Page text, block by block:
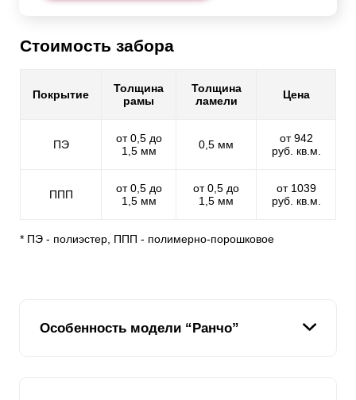
Стоимость забора
Покрытие
Толщина
рамы
Толщина
ламели
Цена
ПЭ
от 0,5 до
1,5 мм
0,5 мм
от 942
руб. кв.м.
ППП
от 0,5 до
1,5 мм
от 0,5 до
1,5 мм
от 1039
руб. кв.м.
* ПЭ - полиэстер, ППП - полимерно-порошковое
Особенность модели “Ранчо”